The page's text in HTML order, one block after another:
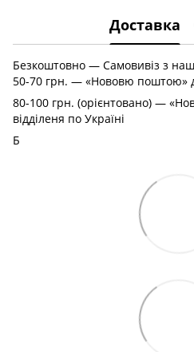
Доставка
Безкоштовно — Самовивіз з
50-70 грн. — «Нововю поштою»
80-100 грн. (орієнтовано) —
відділеня по Україні
Б